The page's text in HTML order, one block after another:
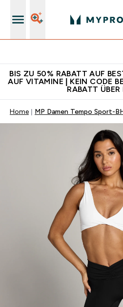
BIS ZU 50% RABATT AUF
AUF VITAMINE | KEIN CODE
RABATT ÜBER
Home MP Damen Tempo Sport-